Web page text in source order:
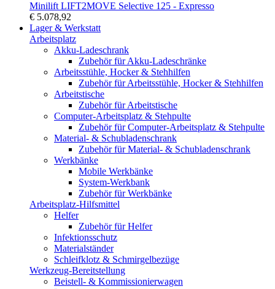
Minilift LIFT2MOVE Selective 125 - Expresso
€ 5.078,92
Lager & Werkstatt
Arbeitsplatz
Akku-Ladeschrank
Zubehör für Akku-Ladeschränke
Arbeitsstühle, Hocker & Stehhilfen
Zubehör für Arbeitsstühle, Hocker & Stehhilfen
Arbeitstische
Zubehör für Arbeitstische
Computer-Arbeitsplatz & Stehpulte
Zubehör für Computer-Arbeitsplatz & Stehpulte
Material- & Schubladenschrank
Zubehör für Material- & Schubladenschrank
Werkbänke
Mobile Werkbänke
System-Werkbank
Zubehör für Werkbänke
Arbeitsplatz-Hilfsmittel
Helfer
Zubehör für Helfer
Infektionsschutz
Materialständer
Schleifklotz & Schmirgelbezüge
Werkzeug-Bereitstellung
Beistell- & Kommissionierwagen